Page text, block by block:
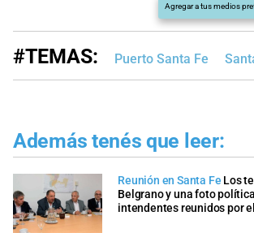
Agregar a tus medios
#TEMAS: Puerto Santa Fe
Además tenés que leer:
Reunión en Santa Fe Los
Belgrano y una foto
intendentes reunidos por